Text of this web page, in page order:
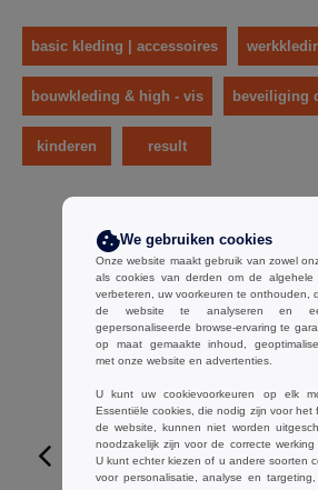
basic kleding | accessoires
bouwkleding & high - vis beveiliging
kinderen result
We gebruiken cookies
Onze website maakt gebruik van zowel
als cookies van derden om de algehele
verbeteren, uw voorkeuren te onthouden,
de website te analyseren en
gepersonaliseerde browse-ervaring te
op maat gemaakte inhoud,
met onze website en advertenties.
U kunt uw cookievoorkeuren op elk
Essentiële cookies, die nodig zijn voor het
de website, kunnen niet worden
noodzakelijk zijn voor de correcte werking
U kunt echter kiezen of u andere soorten
voor personalisatie, analyse en